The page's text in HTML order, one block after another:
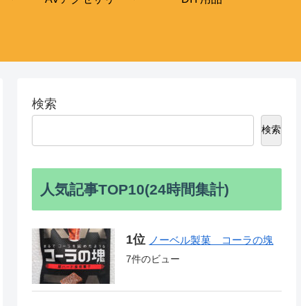
検索
検索
人気記事TOP10(24時間集計)
ノーベル製菓 コーラの塊
7件のビュー